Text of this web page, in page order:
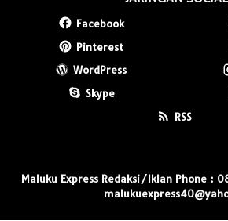
Facebook
Pinterest
WordPress
Skype
RSS
Maluku Express Redaksi/Iklan Phone :